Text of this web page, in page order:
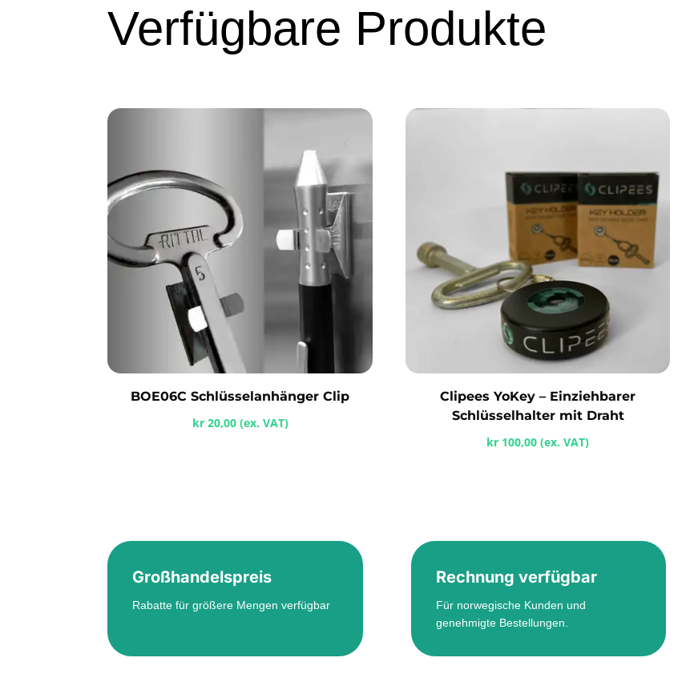
Verfügbare Produkte
BOE06C Schlüsselanhänger Clip
kr20,00 (ex. VAT)
Clipees YoKey – Einziehbarer
Schlüsselhalter mit Draht
kr 100,00 (ex. VAT)
Großhandelspreis
Rabatte für größere Mengen verfügbar
Rechnung verfügbar
Für norwegische Kunden und
genehmigte Bestellungen.